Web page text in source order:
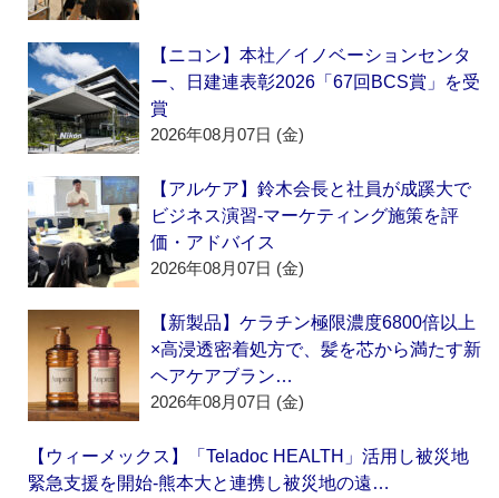
【ニコン】本社／イノベーションセンタ
ー、日建連表彰2026「67回BCS賞」を受
賞
2026年08月07日 (金)
【アルケア】鈴木会長と社員が成蹊大で
ビジネス演習‐マーケティング施策を評
価・アドバイス
2026年08月07日 (金)
【新製品】ケラチン極限濃度6800倍以上
×高浸透密着処方で、髪を芯から満たす新
ヘアケアブラン…
2026年08月07日 (金)
【ウィーメックス】「Teladoc HEALTH」活用し被災地
緊急支援を開始‐熊本大と連携し被災地の遠…